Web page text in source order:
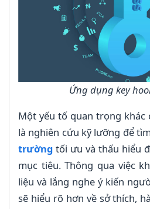
Ứng dụng key
Một yếu tố quan trọng khác
là nghiên cứu kỹ lưỡng để
trường tối ưu và thấu hiểu
mục tiêu. Thông qua việc
liệu và lắng nghe ý kiến
sẽ hiểu rõ hơn về sở thích,